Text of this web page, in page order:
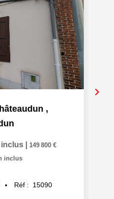
,
inclus
149 800 €
inclus
Réf : 15090